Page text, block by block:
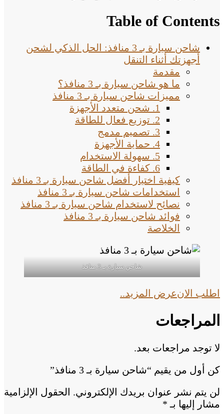
Table of Contents
شاحن سيارة بـ 3 منافذ: الحل الذكي لشحن
أجهزتك أثناء التنقل
مقدمة
ما هو شاحن سيارة بـ 3 منافذ؟
مميزات شاحن سيارة بـ 3 منافذ
1. شحن متعدد الأجهزة
2. توزيع فعال للطاقة
3. تصميم مدمج
4. حماية الأجهزة
5. سهولة الاستخدام
6. كفاءة في الطاقة
كيفية اختيار أفضل شاحن سيارة بـ 3 منافذ
استخدامات شاحن سيارة بـ 3 منافذ
نصائح لاستخدام شاحن سيارة بـ 3 منافذ
فوائد شاحن سيارة بـ 3 منافذ
الخلاصة
شاحن سيارة بـ 3 منافذ
اطلب الانعرض المزيد..
المراجعات
لا توجد مراجعات بعد.
كن أول من يقيم “شاحن سيارة بـ 3 منافذ”
لن يتم نشر عنوان بريدك الإلكتروني. الحقول الإلزامية
مشار إليها بـ *